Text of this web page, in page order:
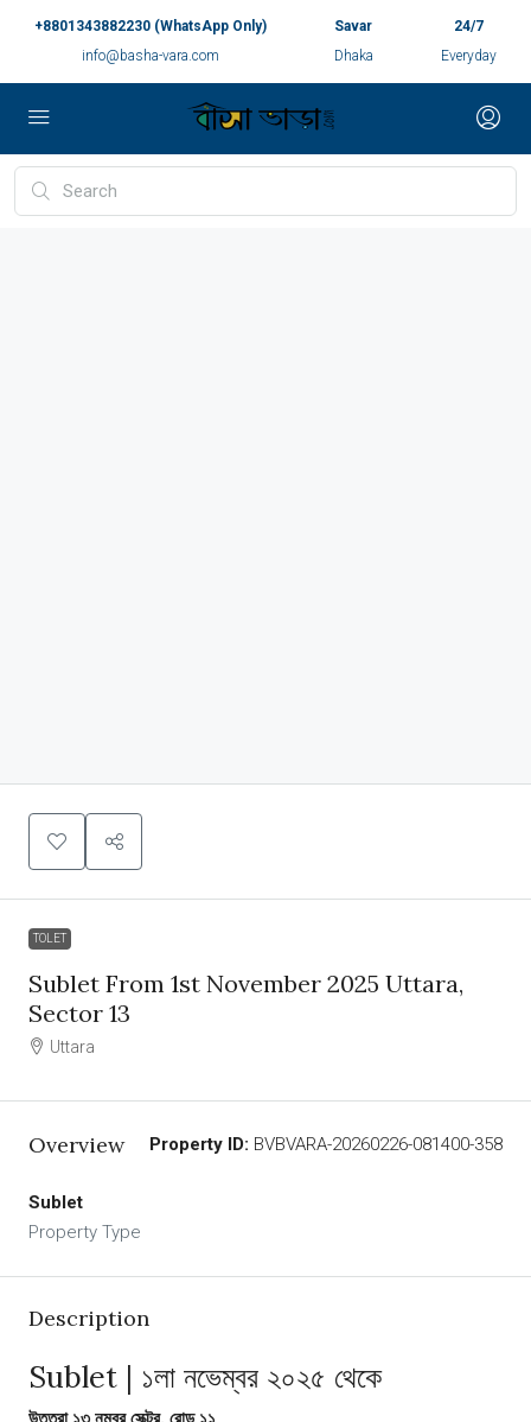
+8801343882230 (WhatsApp Only)
info@basha-vara.com
Savar
Dhaka
24/7
Everyday
TOLET
Sublet From 1st November 2025 Uttara,
Sector 13
Uttara
Overview Property ID: BVBVARA-20260226-081400-358
Sublet
Property Type
Description
Sublet | ১লা নভেম্বর ২০২৫ থেকে